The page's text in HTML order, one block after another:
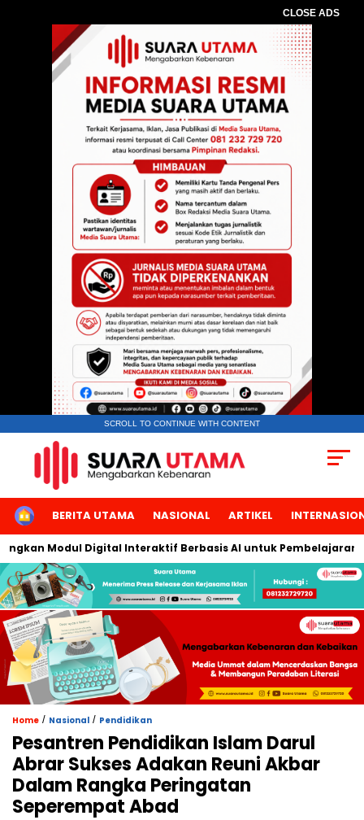
CLOSE ADS
SCROLL TO CONTINUE WITH CONTENT
HOMEBERITA UTAMA NASIONAL ARTIKEL
Modul Digital Interaktif Berbasis AI untuk Pembelajaran
Home / Nasional / Pendidikan
Pesantren Pendidikan Islam Darul
Abrar Sukses Adakan Reuni Akbar
Dalam Rangka Peringatan
Seperempat Abad